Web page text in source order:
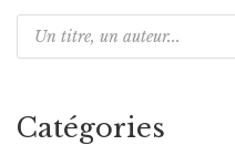
Catégories